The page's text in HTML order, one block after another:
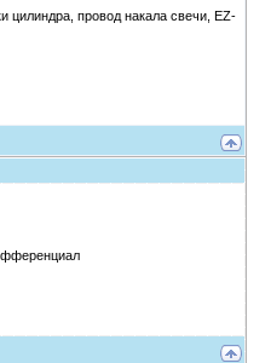
цилиндра, провод накала свечи, EZ-